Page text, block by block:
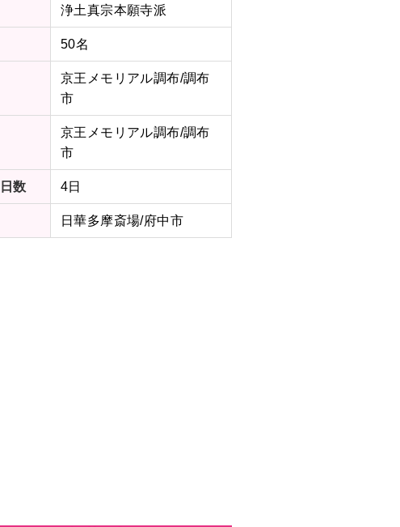
浄土真宗本願寺派
50名
京王メモリアル調布/調布
市
京王メモリアル調布/調布
市
日数 4日
日華多摩斎場/府中市